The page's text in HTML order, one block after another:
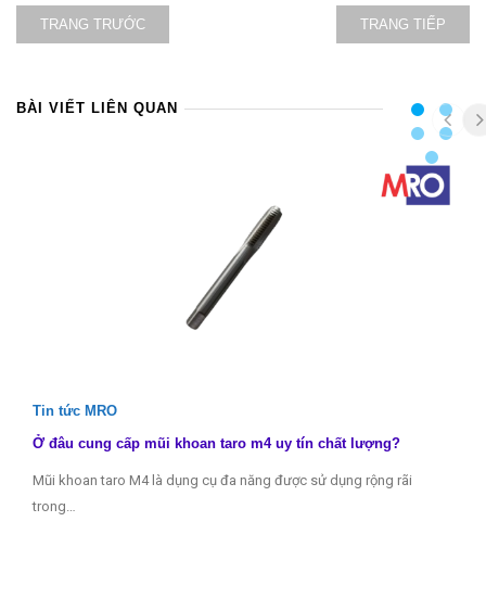
TRANG TRƯỚC TRANG TIẾP
BÀI VIẾT LIÊN QUAN
Tin tức MRO
Ở đâu cung cấp mũi khoan taro m4 uy tín chất lượng?
Mũi khoan taro M4 là dụng cụ đa năng được sử dụng rộng rãi
trong…